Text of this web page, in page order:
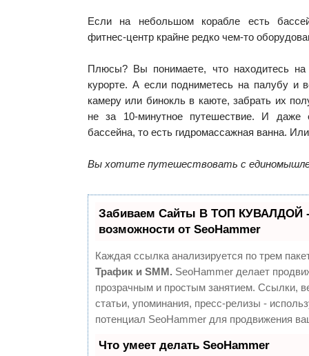
Если на небольшом корабле есть
фитнес-центр крайне редко чем-то
Плюсы? Вы понимаете, что находитесь
курорте. А если подниметесь на палубу и
камеру или бинокль в каюте, забрать их
не за 10-минутное путешествие. И даже
бассейна, то есть гидромассажная ванна.
Вы хотите путешествовать с
Забиваем Сайты В ТОП КУВАЛДОЙ
возможности от SeoHammer
Каждая ссылка анализируется по трем
Трафик и SMM. SeoHammer делает
прозрачным и простым занятием. Ссылки,
статьи, упоминания, пресс-релизы -
потенциал SeoHammer для продвижения
Что умеет делать SeoHammer